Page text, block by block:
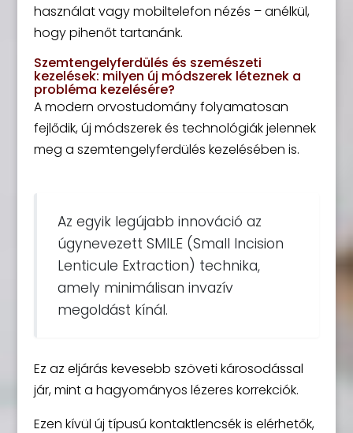
használat vagy mobiltelefon nézés – anélkül,
hogy pihenőt tartanánk.
Szemtengelyferdülés és szemészeti
kezelések: milyen új módszerek léteznek a
probléma kezelésére?
A modern orvostudomány folyamatosan
fejlődik, új módszerek és technológiák jelennek
meg a szemtengelyferdülés kezelésében is.
Az egyik legújabb innováció az
úgynevezett SMILE (Small Incision
Lenticule Extraction) technika,
amely minimálisan invazív
megoldást kínál.
Ez az eljárás kevesebb szöveti károsodással
jár, mint a hagyományos lézeres korrekciók.
Ezen kívül új típusú kontaktlencsék is elérhetők,